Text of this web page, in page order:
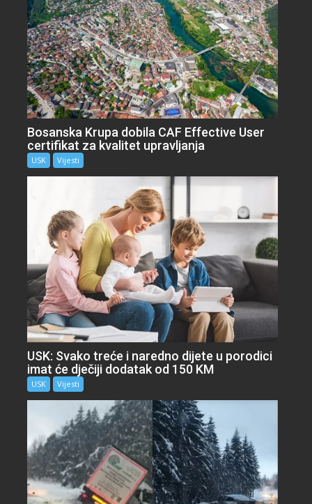
Bosanska Krupa dobila CAF Effective User
certifikat za kvalitet upravljanja
USK Vijesti
USK: Svako treće i naredno dijete u porodici
imat će dječiji dodatak od 150 KM
USK Vijesti